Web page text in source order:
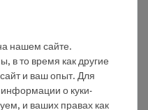
05601-
12
2
нашем сайте.
в то время как другие
и ваш опыт. Для
о куки-
и ваших правах как